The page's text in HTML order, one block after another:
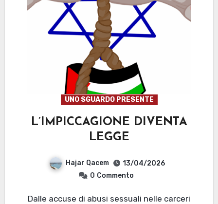
UNO SGUARDO PRESENTE
L’IMPICCAGIONE DIVENTA
LEGGE
Hajar Qacem
13/04/2026
0 Commento
Dalle accuse di abusi sessuali nelle carceri